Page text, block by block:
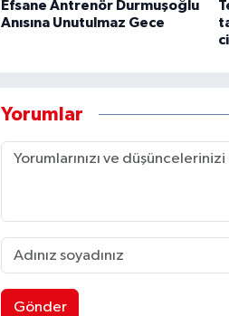
Efsane Antrenör Durmuşoğlu
Anısına Unutulmaz Gece
Yorumlar
Gönder